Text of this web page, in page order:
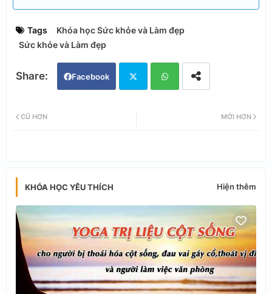
Tags
Khóa học Sức khỏe và Làm đẹp
Sức khỏe và Làm đẹp
Facebook
MỚI HƠN
CŨ HƠN
KHÓA HỌC YÊU THÍCH Hiện thêm